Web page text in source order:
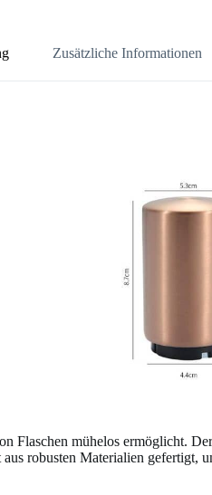
Zusätzliche Informationen
Flaschen mühelos ermöglicht.
robusten Materialien